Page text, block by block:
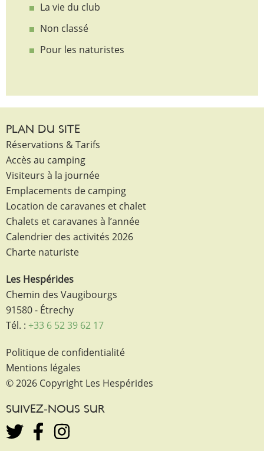
La vie du club
Non classé
Pour les naturistes
PLAN DU SITE
Réservations & Tarifs
Accès au camping
Visiteurs à la journée
Emplacements de camping
Location de caravanes et chalet
Chalets et caravanes à l’année
Calendrier des activités 2026
Charte naturiste
Les Hespérides
Chemin des Vaugibourgs
91580 - Étrechy
Tél. : +33 6 52 39 62 17
Politique de confidentialité
Mentions légales
© 2026 Copyright Les Hespérides
SUIVEZ-NOUS SUR